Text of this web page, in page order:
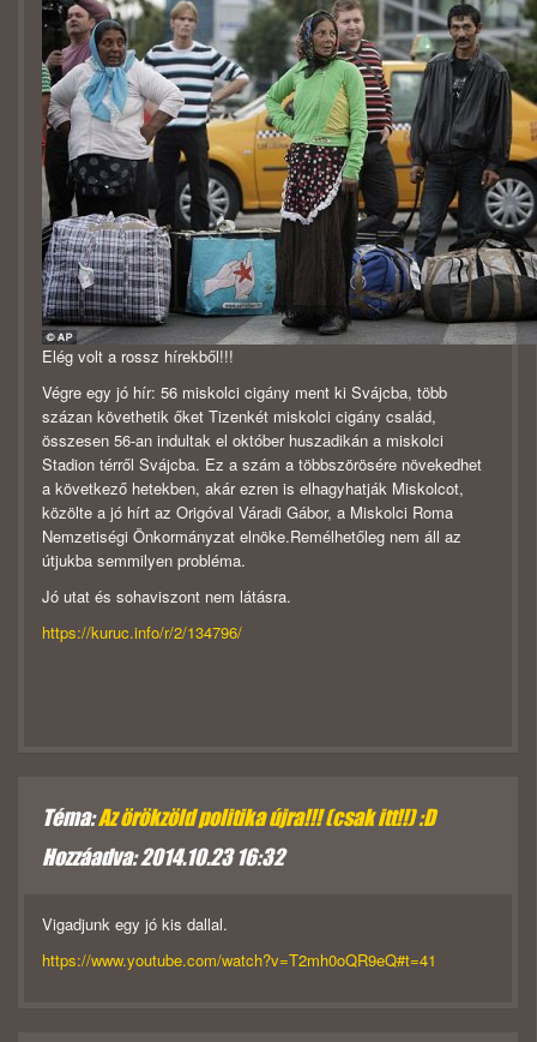
Elég volt a rossz hírekből!!!
Végre egy jó hír: 56 miskolci cigány ment ki Svájcba, több
százan követhetik őket Tizenkét miskolci cigány család,
összesen 56-an indultak el október huszadikán a miskolci
Stadion térről Svájcba. Ez a szám a többszörösére növekedhet
a következő hetekben, akár ezren is elhagyhatják Miskolcot,
közölte a jó hírt az Origóval Váradi Gábor, a Miskolci Roma
Nemzetiségi Önkormányzat elnöke.Remélhetőleg nem áll az
útjukba semmilyen probléma.
Jó utat és sohaviszont nem látásra.
https://kuruc.info/r/2/134796/
Téma:Az örökzöld politika újra!!! (csak itt!!) :D
Hozzáadva: 2014.10.23 16:32
Vigadjunk egy jó kis dallal.
https://www.youtube.com/watch?v=T2mh0oQR9eQ#t=41